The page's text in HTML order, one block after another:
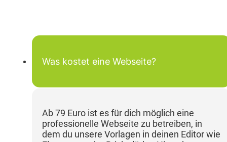
Was kostet eine Webseite?
Ab 79 Euro ist es für dich möglich eine
professionelle Webseite zu betreiben, in
dem du unsere Vorlagen in deinen Editor wie